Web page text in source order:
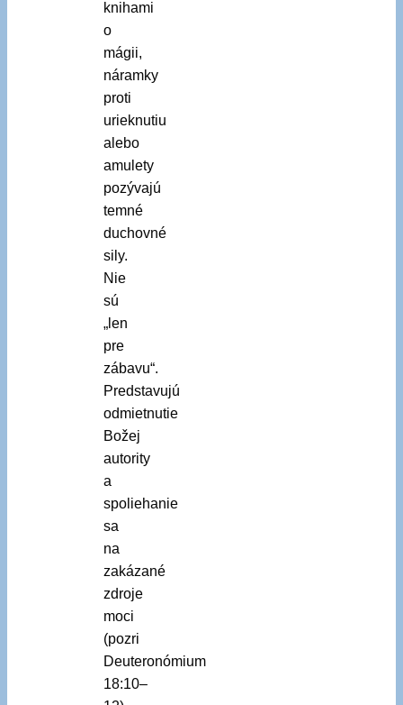
knihami
o
mágii,
náramky
proti
urieknutiu
alebo
amulety
pozývajú
temné
duchovné
sily.
Nie
sú
„len
pre
zábavu“.
Predstavujú
odmietnutie
Božej
autority
a
spoliehanie
sa
na
zakázané
zdroje
moci
(pozri
Deuteronómium
18:10–